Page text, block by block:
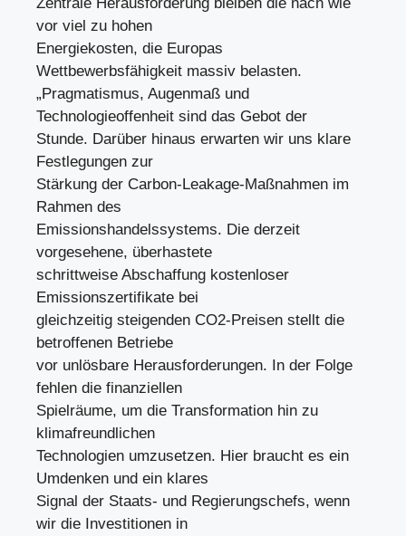
vor viel zu hohen
Energiekosten, die Europas
Wettbewerbsfähigkeit massiv belasten.
„Pragmatismus, Augenmaß und
Technologieoffenheit sind das Gebot der
Stunde. Darüber hinaus erwarten wir uns klare
Festlegungen zur
Stärkung der Carbon-Leakage-Maßnahmen im
Rahmen des
Emissionshandelssystems. Die derzeit
vorgesehene, überhastete
schrittweise Abschaffung kostenloser
Emissionszertifikate bei
gleichzeitig steigenden CO2-Preisen stellt die
betroffenen Betriebe
vor unlösbare Herausforderungen. In der Folge
fehlen die finanziellen
Spielräume, um die Transformation hin zu
klimafreundlichen
Technologien umzusetzen. Hier braucht es ein
Umdenken und ein klares
Signal der Staats- und Regierungschefs, wenn
wir die Investitionen in